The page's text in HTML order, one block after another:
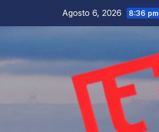
Agosto 6, 2026 8:36 pm